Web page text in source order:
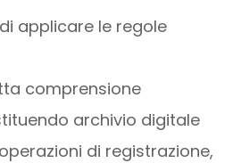
applicare le regole
comprensione
archivio digitale
di registrazione,